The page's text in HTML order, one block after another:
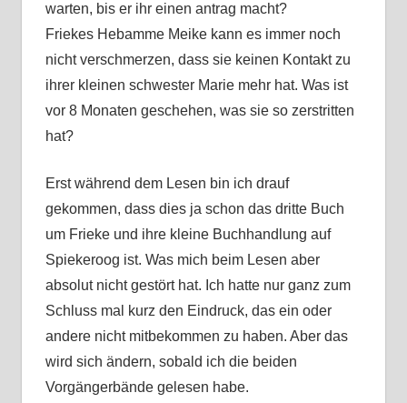
warten, bis er ihr einen antrag macht?
Friekes Hebamme Meike kann es immer noch
nicht verschmerzen, dass sie keinen Kontakt zu
ihrer kleinen schwester Marie mehr hat. Was ist
vor 8 Monaten geschehen, was sie so zerstritten
hat?
Erst während dem Lesen bin ich drauf
gekommen, dass dies ja schon das dritte Buch
um Frieke und ihre kleine Buchhandlung auf
Spiekeroog ist. Was mich beim Lesen aber
absolut nicht gestört hat. Ich hatte nur ganz zum
Schluss mal kurz den Eindruck, das ein oder
andere nicht mitbekommen zu haben. Aber das
wird sich ändern, sobald ich die beiden
Vorgängerbände gelesen habe.